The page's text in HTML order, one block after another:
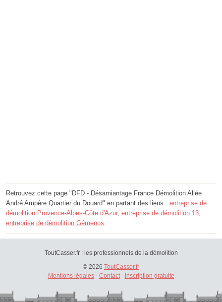
Retrouvez cette page "DFD - Désamiantage France Démolition Allée
André Ampère Quartier du Douard" en partant des liens : entreprise de
démolition Provence-Alpes-Côte d'Azur, entreprise de démolition 13,
entreprise de démolition Gémenos.
ToutCasser.fr : les professionnels de la démolition
© 2026 ToutCasser.fr
Mentions légales- Contact- Inscription gratuite